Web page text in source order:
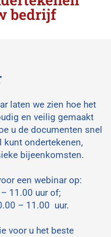
bedrijf
laten we zien hoe het
en veilig gemaakt
u de documenten snel
ondertekenen,
bijeenkomsten.
een webinar op:
11.00 uur of;
– 11.00 uur.
voor u het beste